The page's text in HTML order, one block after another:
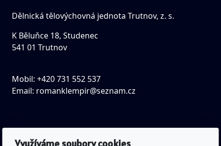
Dělnická tělovýchovná jednota Trutnov, z. s.
K Běluňce 18, Studenec
541 01 Trutnov
Mobil: +420 731 552 537
Email: romanklempir@seznam.cz
IČO: 43463045